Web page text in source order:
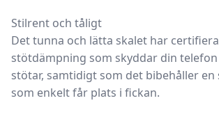
Stilrent och tåligt
Det tunna och lätta skalet har
stötdämpning som skyddar din
stötar, samtidigt som det bibehåller en
som enkelt får plats i fickan.